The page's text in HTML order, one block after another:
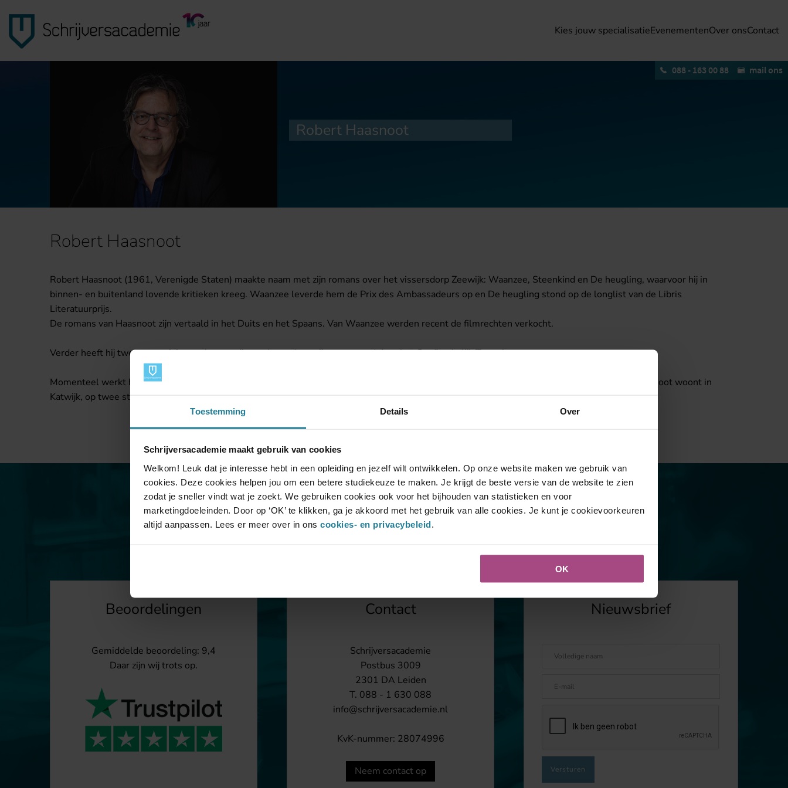
Toestemming Details Over
Schrijversacademie maakt gebruik van cookies
Welkom! Leuk dat je interesse hebt in een opleiding en jezelf wilt ontwikkelen. Op onze website maken we gebruik van
cookies. Deze cookies helpen jou om een betere studiekeuze te maken. Je krijgt de beste versie van de website te zien
zodat je sneller vindt wat je zoekt. We gebruiken cookies ook voor het bijhouden van statistieken en voor
marketingdoeleinden. Door op ‘OK’ te klikken, ga je akkoord met het gebruik van alle cookies. Je kunt je cookievoorkeuren
altijd aanpassen. Lees er meer over in ons cookies- en privacybeleid.
OK
088 - 163 00 88 mail ons
Kies jouw specialisatieEvenementenOver onsContact
Robert Haasnoot
Robert Haasnoot
Robert Haasnoot (1961, Verenigde Staten) maakte naam met zijn romans over het vissersdorp Zeewijk: Waanzee, Steenkind en De heugling, waarvoor hij in
binnen- en buitenland lovende kritieken kreeg. Waanzee leverde hem de Prix des Ambassadeurs op en De heugling stond op de longlist van de Libris
Literatuurprijs.
De romans van Haasnoot zijn vertaald in het Duits en het Spaans. Van Waanzee werden recent de filmrechten verkocht.
Verder heeft hij twee scenario’s geschreven die, onder andere, zijn opgevoerd door het Onafhankelijk Toneel
Momenteel werkt hij aan een nieuwe roman, zijn achtste, die net als zijn voorgaande romans zal verschijnen bij Uitgeverij De Geus. Robert Haasnoot woont in
Katwijk, op twee steenworpen afstand van het strand. Hij is vader van twee kinderen.
Beoordelingen
Gemiddelde beoordeling: 9,4
Daar zijn wij trots op.
Contact
Schrijversacademie
Postbus 3009
2301 DA Leiden
T. 088 - 1 630 088
info@schrijversacademie.nl
KvK-nummer: 28074996
Neem contact op
Nieuwsbrief